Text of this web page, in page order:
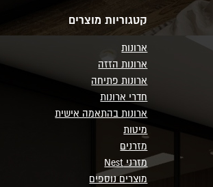
קטגוריות מוצרים
ארונות
ארונות הזזה
ארונות פתיחה
חדרי ארונות
ארונות בהתאמה אישית
מיטות
מזרנים
מזרני Nest
מוצרים נוספים